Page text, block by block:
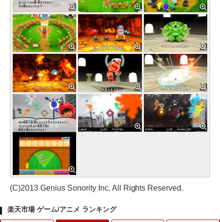
(C)2013 Genius Sonority Inc. All Rights Reserved.
楽天市場 ゲーム/アニメ ランキング